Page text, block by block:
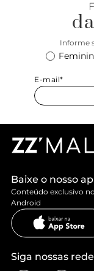
Informe
E-mail*
Baixe o nosso
Conteúdo exclusivo
Android
Siga nossas